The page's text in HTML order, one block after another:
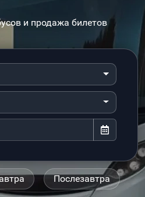
и продажа билетов
Послезавтра